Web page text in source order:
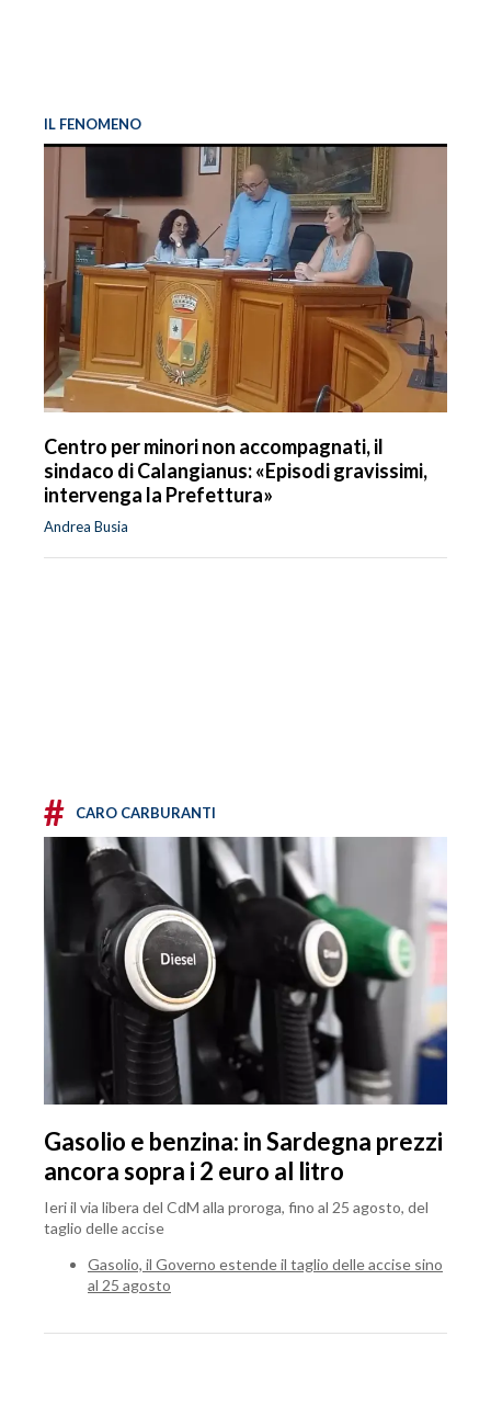
IL FENOMENO
Centro per minori non accompagnati, il
sindaco di Calangianus: «Episodi gravissimi,
intervenga la Prefettura»
Andrea Busia
# CARO CARBURANTI
Gasolio e benzina: in Sardegna prezzi
ancora sopra i 2 euro al litro
Ieri il via libera del CdM alla proroga, fino al 25 agosto, del
taglio delle accise
Gasolio, il Governo estende il taglio delle accise sino
al 25 agosto